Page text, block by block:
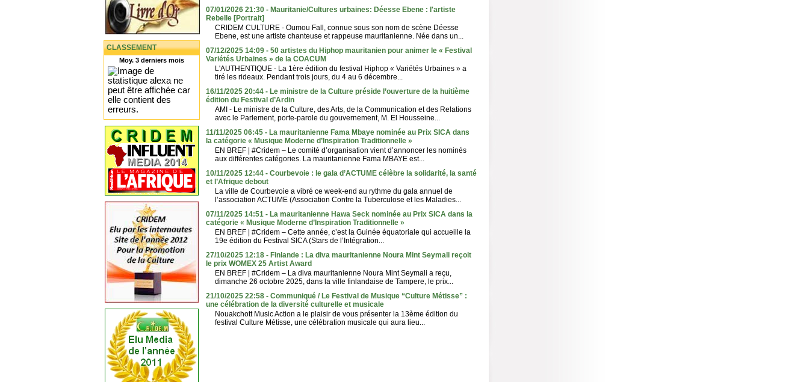
CLASSEMENT
Moy. 3 derniers mois
07/01/2026 21:30 - Mauritanie/Cultures urbaines: Déesse Ebene : l'artiste
Rebelle [Portrait]
CRIDEM CULTURE - Oumou Fall, connue sous son nom de scène Déesse
Ebene, est une artiste chanteuse et rappeuse mauritanienne. Née dans un...
07/12/2025 14:09 - 50 artistes du Hiphop mauritanien pour animer le « Festival
Variétés Urbaines » de la COACUM
L'AUTHENTIQUE - La 1ère édition du festival Hiphop « Variétés Urbaines » a
tiré les rideaux. Pendant trois jours, du 4 au 6 décembre...
16/11/2025 20:44 - Le ministre de la Culture préside l’ouverture de la huitième
édition du Festival d’Ardin
AMI - Le ministre de la Culture, des Arts, de la Communication et des Relations
avec le Parlement, porte-parole du gouvernement, M. El Housseine...
11/11/2025 06:45 - La mauritanienne Fama Mbaye nominée au Prix SICA dans
la catégorie « Musique Moderne d’Inspiration Traditionnelle »
EN BREF | #Cridem – Le comité d’organisation vient d’annoncer les nominés
aux différentes catégories. La mauritanienne Fama MBAYE est...
10/11/2025 12:44 - Courbevoie : le gala d’ACTUME célèbre la solidarité, la santé
et l’Afrique debout
La ville de Courbevoie a vibré ce week-end au rythme du gala annuel de
l’association ACTUME (Association Contre la Tuberculose et les Maladies...
07/11/2025 14:51 - La mauritanienne Hawa Seck nominée au Prix SICA dans la
catégorie « Musique Moderne d’Inspiration Traditionnelle »
EN BREF | #Cridem – Cette année, c’est la Guinée équatoriale qui accueille la
19e édition du Festival SICA (Stars de l’Intégration...
27/10/2025 12:18 - Finlande : La diva mauritanienne Noura Mint Seymali reçoit
le prix WOMEX 25 Artist Award
EN BREF | #Cridem – La diva mauritanienne Noura Mint Seymali a reçu,
dimanche 26 octobre 2025, dans la ville finlandaise de Tampere, le prix...
21/10/2025 22:58 - Communiqué / Le Festival de Musique “Culture Métisse” :
une célébration de la diversité culturelle et musicale
Nouakchott Music Action a le plaisir de vous présenter la 13ème édition du
festival Culture Métisse, une célébration musicale qui aura lieu...